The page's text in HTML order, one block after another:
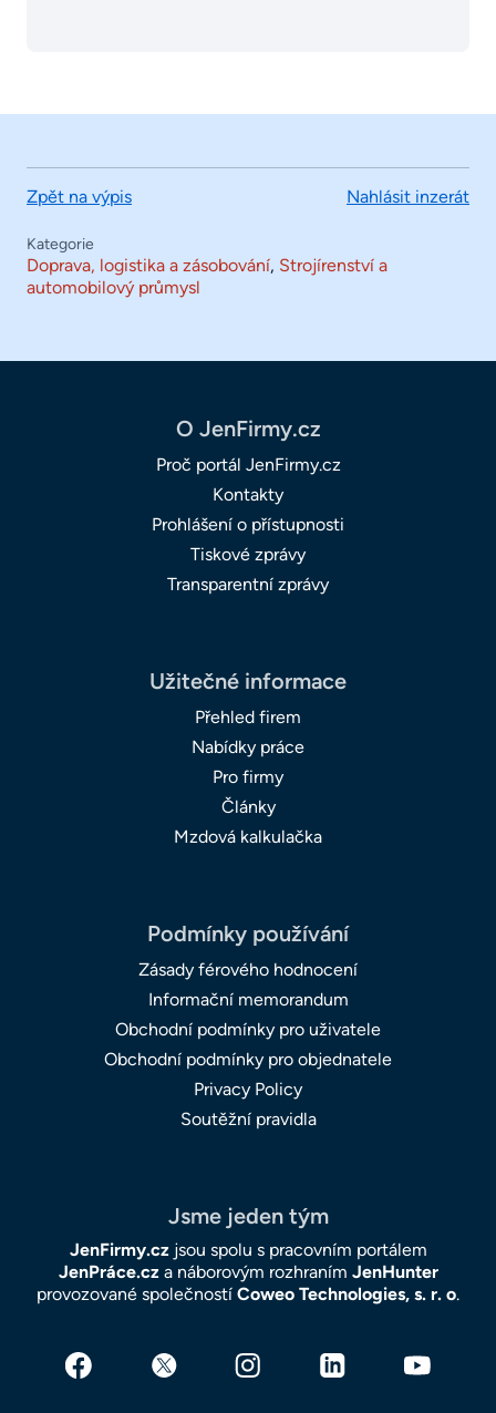
Zpět na výpis Nahlásit inzerát
Kategorie
Doprava, logistika a zásobování, Strojírenství a
automobilový průmysl
O JenFirmy.cz
Proč portál JenFirmy.cz
Kontakty
Prohlášení o přístupnosti
Tiskové zprávy
Transparentní zprávy
Užitečné informace
Přehled firem
Nabídky práce
Pro firmy
Články
Mzdová kalkulačka
Podmínky používání
Zásady férového hodnocení
Informační memorandum
Obchodní podmínky pro uživatele
Obchodní podmínky pro objednatele
Privacy Policy
Soutěžní pravidla
Jsme jeden tým
JenFirmy.czjsou spolu s pracovním portálem
JenPráce.cza náborovým rozhraním JenHunter
provozované společností Coweo Technologies, s. r. o.